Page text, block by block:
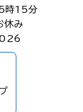
時15分
休み